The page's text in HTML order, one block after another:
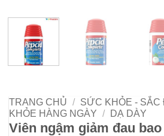
TRANG CHỦ / SỨC KHỎE - SẮC
KHỎE HÀNG NGÀY / DẠ DÀY
Viên ngậm giảm đau